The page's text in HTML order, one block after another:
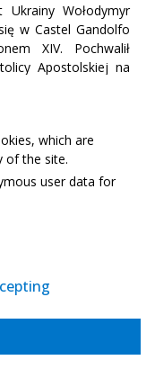
which are
of the site.
user data for
Wołodymyr
w Castel Gandolfo
XIV. Pochwalił
Apostolskiej na
Później został
szefowie państw
wojskowe, sankcje
Ukrainy w
przyjmuje